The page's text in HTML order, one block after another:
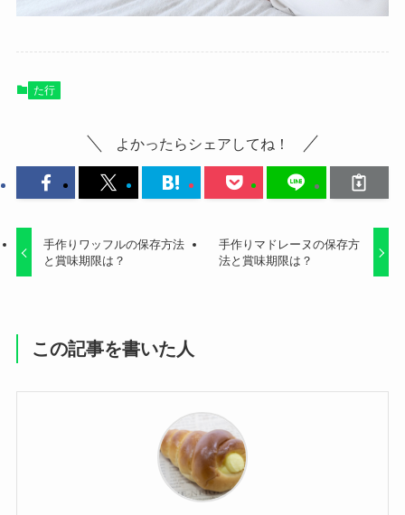
た行
よかったらシェアしてね！
手作りワッフルの保存方法
と賞味期限は？
手作りマドレーヌの保存方
法と賞味期限は？
この記事を書いた人